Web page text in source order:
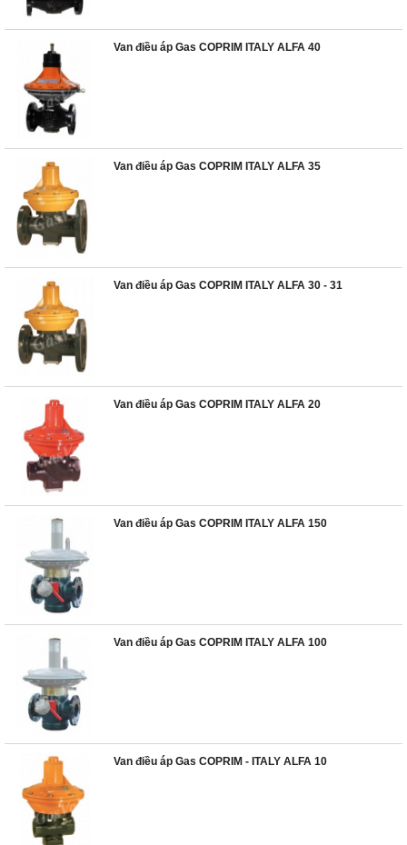
Van điều áp Gas COPRIM ITALY ALFA 40
Van điều áp Gas COPRIM ITALY ALFA 35
Van điều áp Gas COPRIM ITALY ALFA 30 - 31
Van điều áp Gas COPRIM ITALY ALFA 20
Van điều áp Gas COPRIM ITALY ALFA 150
Van điều áp Gas COPRIM ITALY ALFA 100
Van điều áp Gas COPRIM - ITALY ALFA 10